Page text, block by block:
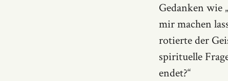
Gedanken wie
mir machen
rotierte der
spirituelle
endet?“